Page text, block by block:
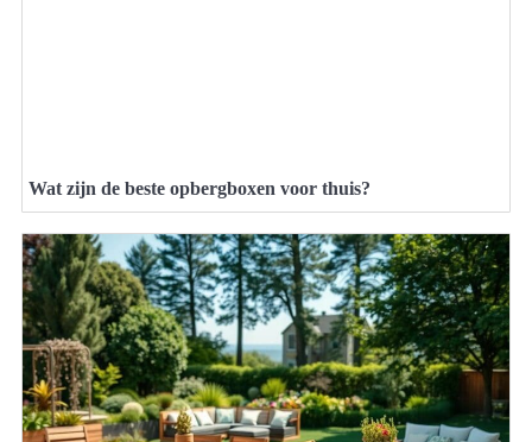
Wat zijn de beste opbergboxen voor thuis?